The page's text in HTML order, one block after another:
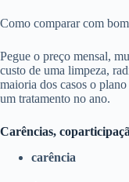
Como comparar com
Pegue o preço mensal,
custo de uma limpeza,
maioria dos casos o
um tratamento no ano.
Carências,
carência